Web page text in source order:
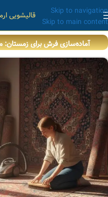
Skip to navigation
Skip to main content
قالیشویی
آماده‌سازی فرش برای زمستان: